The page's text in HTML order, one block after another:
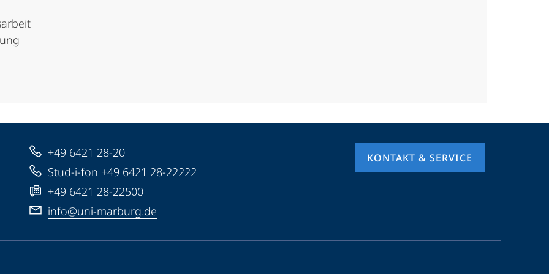
+49 6421 28-20
Stud-i-fon +49 6421 28-22222
+49 6421 28-22500
info@uni-marburg.de
KONTAKT & SERVICE